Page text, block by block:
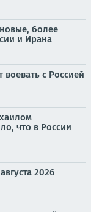
более
и Ирана
с Россией
что в России
2026